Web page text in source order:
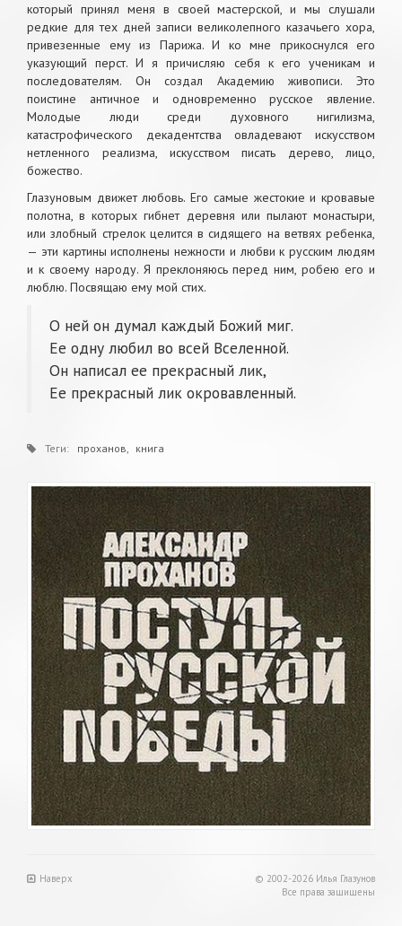
который принял меня в своей мастерской, и мы слушали
редкие для тех дней записи великолепного казачьего хора,
привезенные ему из Парижа. И ко мне прикоснулся его
указующий перст. И я причисляю себя к его ученикам и
последователям. Он создал Академию живописи. Это
поистине античное и одновременно русское явление.
Молодые люди среди духовного нигилизма,
катастрофического декадентства овладевают искусством
нетленного реализма, искусством писать дерево, лицо,
божество.
Глазуновым движет любовь. Его самые жестокие и кровавые
полотна, в которых гибнет деревня или пылают монастыри,
или злобный стрелок целится в сидящего на ветвях ребенка,
— эти картины исполнены нежности и любви к русским людям
и к своему народу. Я преклоняюсь перед ним, робею его и
люблю. Посвящаю ему мой стих.
О ней он думал каждый Божий миг.
Ее одну любил во всей Вселенной.
Он написал ее прекрасный лик,
Ее прекрасный лик окровавленный.
Теги: проханов книга
Наверх
© 2002-2026 Илья Глазунов
Все права защищены